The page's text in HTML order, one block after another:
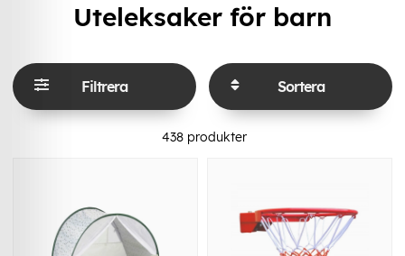
Uteleksaker för barn
Filtrera Sortera
438 produkter